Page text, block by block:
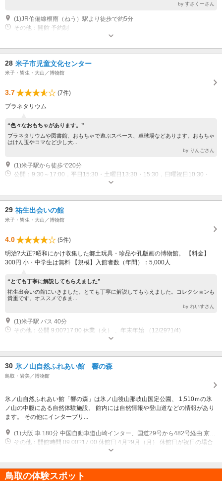
by すさくーさん
(1)JR伯備線根雨（ねう）駅より徒歩で約5分
その他：開館 予約制
28 米子市児童文化センター
米子・皆生・大山／博物館
3.7
(7件)
プラネタリウム
“色々なおもちゃがあります。”
プラネタリウムや図書館、おもちゃで遊ぶスペース、卓球場などあります。おもちゃ
はけん玉やコマなど少し大...
by りんごさん
(1)米子駅から徒歩で20分
公開：9:30～17:00，平日15:30・土曜日13:30・15:30，日曜祝日10:30・
13:30・15:30 休業：火曜日・祝日の翌日・年末年始・臨時休館日あり
29 祐生出会いの館
米子・皆生・大山／博物館
4.0
(5件)
明治?大正?昭和にかけ収集した郷土玩具・珍品や孔版画の博物館。 【料金】
300円 小・中学生は無料 【規模】入館者数（年間）：5,000人
“とても丁寧に解説してもらえました”
祐生出会いの館にいきました。とても丁寧に解説してもらえました。コレクションも
貴重です。オススメできま...
by れいすさん
(1)米子駅 バス 40分
その他：公開 9:00?17:00 休業（火） 、年末年始 （12/29?1/4)
30 氷ノ山自然ふれあい館 響の森
鳥取・岩美／博物館
氷ノ山自然ふれあい館「響の森」は氷ノ山後山那岐山国定公園、 1,510ｍの氷
ノ山の中腹にある自然体験施設。 館内には自然情報や登山道などの情報があり
ます。 その他にインタープリ...
(1)大阪 車 180分 中国自動車道山崎インター、国道29号から482号経由 京都 車 210分 中国自動車道山崎インター、国道29号から482号経由 中国自動車道 佐用JCT 車 120分 佐用JCT→鳥取自動車道 大原IC→国道373号→ 鳥取自動車道 西粟倉IC→河原IC→国道29号→482号 鳥取 車 60分 岡山 車 180分 大阪駅?若桜駅 列車 150分 特急「スーパーはくと」 郡家駅?若桜駅 列車 30分 若桜鉄道 若桜駅 バス 25分 若桜町営バス（つく米線）
その他：開館時間 09:00?17:00 休館日 4月?9月（月） 休館日が祝日の場合
は翌日 夏休み期間中は無休 休館日 10月?11月（月火） 休館日が祝日の場合
12/29?1/3は休館 12月?3月、展示室閉鎖
鳥取の体験スポット